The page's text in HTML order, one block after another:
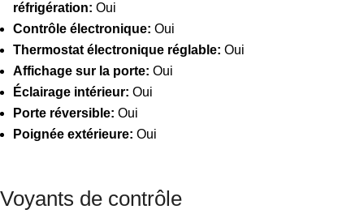
réfrigération: Oui
Contrôle électronique: Oui
Thermostat électronique réglable: Oui
Affichage sur la porte: Oui
Éclairage intérieur: Oui
Porte réversible: Oui
Poignée extérieure: Oui
Voyants de contrôle